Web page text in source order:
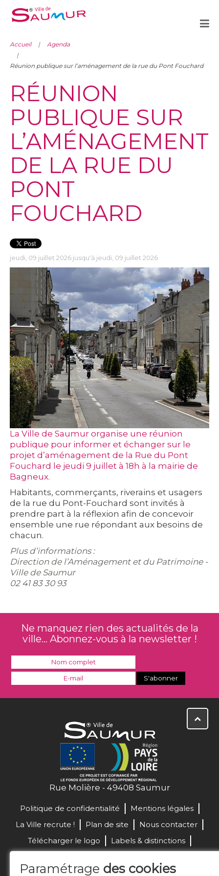
Accueil Agenda
Réunion publique sur l’aménagement de la rue du Pont Fouchard
RÉUNION
PUBLIQUE SUR
L’AMÉNAGEMENT
DE LA RUE DU
PONT
FOUCHARD
jeudi, 09 juillet 2026 jusqu'à jeudi, 09 juillet 2026
La Ville de Saumur organise une réunion
publique pour informer et échanger sur le
projet d’aménagement de la Rue du Pont
Fouchard le jeudi 9 juillet à 18h à la mairie de
Bagneux.
Habitants, commerçants, riverains et usagers
de la rue du Pont-Fouchard sont invités à
prendre part à la réflexion afin de concevoir
ensemble une rue répondant aux besoins de
chacun.
Plus d’informations :
Direction de l’Aménagement et du Patrimoine -
Ville de Saumur
02 41 83 30 93
Paramétrage des cookies
Ne manquez rien des actualités de la
ville... Abonnez-vous à la newsletter !
Rue Molière - 49408 Saumur
Politique de confidentialité
Mentions légales
La Ville recrute !
Plan de site
Nous contacter
Télécharger le logo
Labels & distinctions